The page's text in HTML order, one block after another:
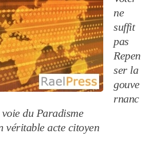
ne
suffit
pas
Repen
ser la
gouve
rnanc
du Paradisme
véritable acte citoyen